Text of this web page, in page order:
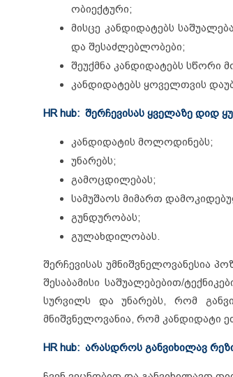
ობიექტური;
მისცე კანდიდატებს
და შესაძლებლობები;
შეუქმნა კანდიდატებს სწორი
კანდიდატებს ყოველთვის
HR hub: შერჩევისას ყველაზე დიდ
კანდიდატის მოლოდინებს;
უნარებს;
გამოცდილებას;
სამუშაოს მიმართ
გუნდურობას;
გულახდილობას.
შერჩევისას უმნიშვნელოვანესია
შესაბამისი საშუალებებით/
სურვილს და უნარებს, რომ
მნიშვნელოვანია, რომ კანდიდატი
HR hub: არასდროს განვიხილავ